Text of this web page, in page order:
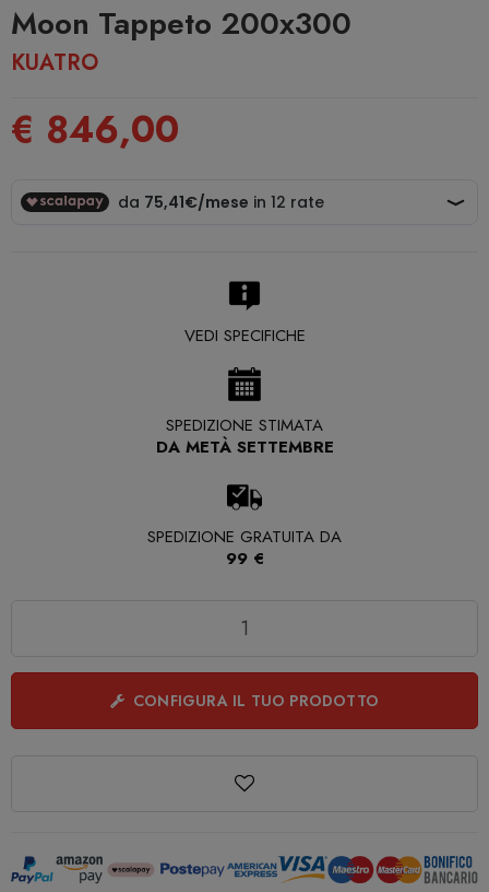
Moon Tappeto 200x300
KUATRO
€ 846,00
VEDI SPECIFICHE
SPEDIZIONE STIMATA
DA METÀ SETTEMBRE
SPEDIZIONE GRATUITA DA
99 €
CONFIGURA IL TUO PRODOTTO